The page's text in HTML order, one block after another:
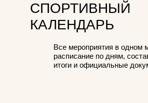
Все мероприятия в одном
расписание по дням,
итоги и официальные
СПОРТИВНЫЙ
КАЛЕНДАРЬ